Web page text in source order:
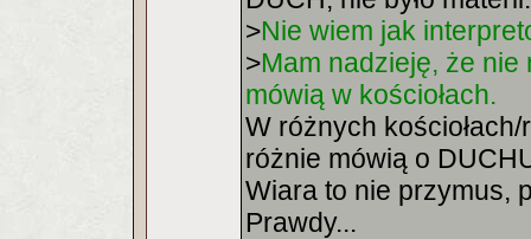
>Nie wiem jak
>Mam nadzieję, że
mówią w kościołach.
W różnych
różnie mówią o
Wiara to nie przymus,
Prawdy...